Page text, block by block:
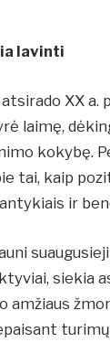
lavinti
XX a.
laimę,
kokybę.
tai, kaip
ir
siekia